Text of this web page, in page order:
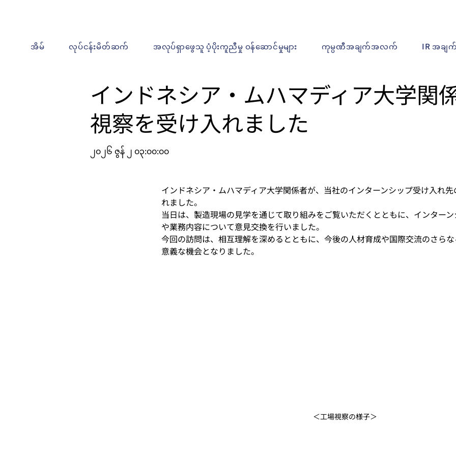
အိမ် လုပ်ငန်းမိတ်ဆက် အလုပ်ရှာဖွေသူ ပံ့ပိုးကူညီမှု ဝန်ဆောင်မှုများ ကုမ္ပဏီအချက်အလက် IR အခ
インドネシア・ムハマディア大学関
視察を受け入れました
၂၀၂၆ ဇွန် ၂ ၀၃:၀၀:၀၀
インドネシア・ムハマディア大学関係者が、当社のインターンシップ受け入れ
れました。
当日は、製造現場の見学を通じて取り組みをご覧いただくとともに、インター
や業務内容について意見交換を行いました。
今回の訪問は、相互理解を深めるとともに、今後の人材育成や国際交流のさら
意義な機会となりました。
＜工場視察の様子＞